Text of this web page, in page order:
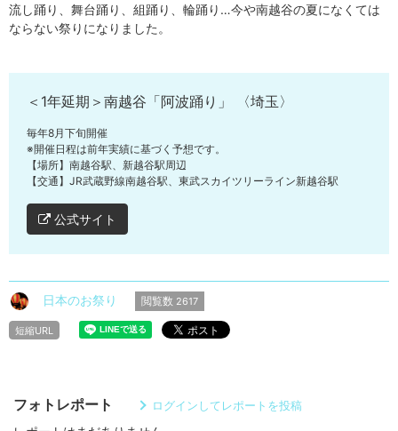
流し踊り、舞台踊り、組踊り、輪踊り…今や南越谷の夏になくては
ならない祭りになりました。
＜1年延期＞南越谷「阿波踊り」 〈埼玉〉
毎年8月下旬開催
※開催日程は前年実績に基づく予想です。
【場所】南越谷駅、新越谷駅周辺
【交通】JR武蔵野線南越谷駅、東武スカイツリーライン新越谷駅
公式サイト
日本のお祭り 閲覧数 2617
短縮URL
フォトレポート ログインしてレポートを投稿